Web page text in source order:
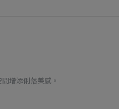
增添俐落美感。